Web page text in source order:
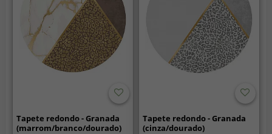
Tapete redondo - Granada
(marrom/branco/dourado)
Tapete redondo - Granada
(cinza/dourado)